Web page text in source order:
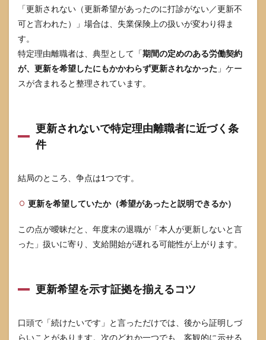
て動
け
ず、
きが
遅れ
る
年金
の切
替で
れる
8
ケー
に見
る会
員の
更新
いと
失業
「更新されない（更新希望があったのに打診がない／更新不
可と言われた）」場合は、失業保険上の扱いが変わり得ま
す。
特定理由離職者は、典型として「期間の定めのある労働契約
が、更新を希望したにもかかわらず更新されなかった 」ケー
スが含まれると整理されています。
更新されないで特定理由離職者に近づく条
件
結局のところ、争点は1つです。
更新を希望していたか（希望があったと説明できるか）
この点が曖昧だと、年度末の退職が「本人が更新しないと言
った」扱いに寄り、支給開始が遅れる可能性が上がります。
更新希望を示す証拠を揃えるコツ
口頭で「続けたいです」と言っただけでは、後から証明しづ
らいことがあります。次のどれか一つでも、客観的に示せる